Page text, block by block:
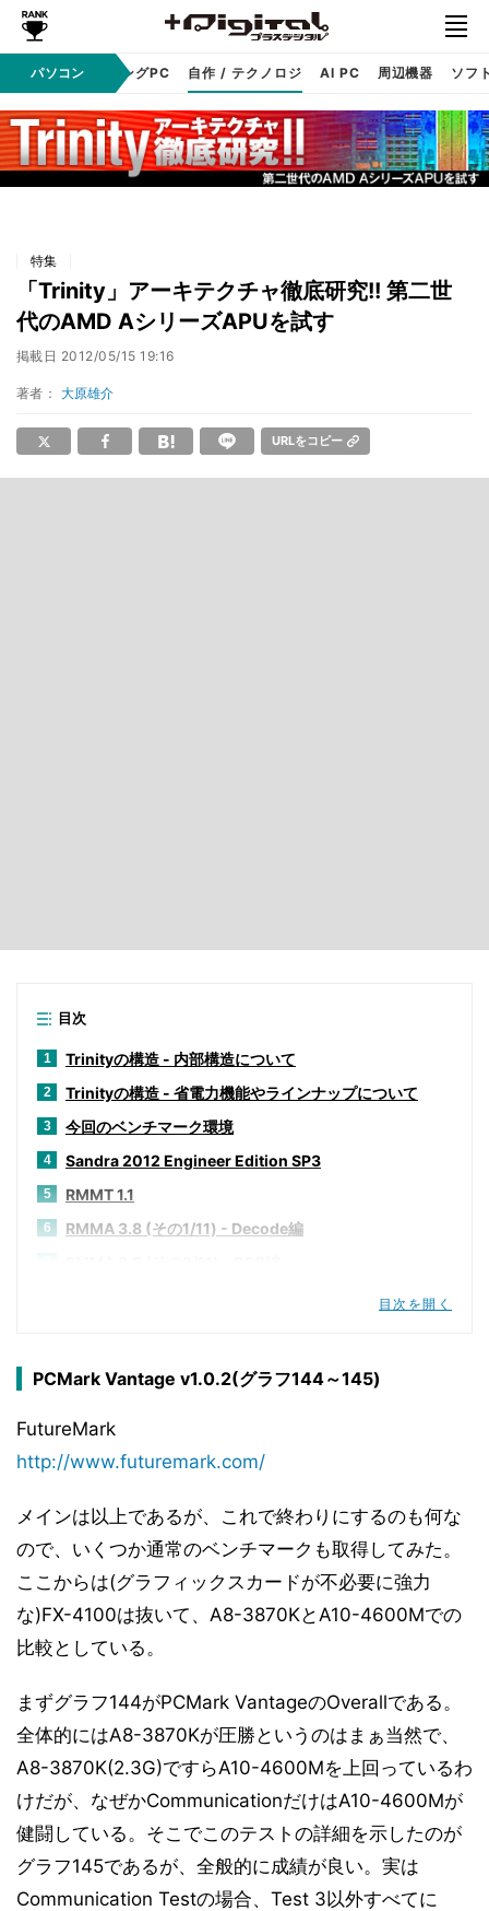
パソコン
PC本体 ゲーミングPC 自作 / テクノロジ AI PC 周辺機器 ソフ
特集
「Trinity」アーキテクチャ徹底研究!! 第二世
代のAMD AシリーズAPUを試す
掲載日 2012/05/15 19:16
著者： 大原雄介
URLをコピー
目次
1 Trinityの構造 - 内部構造について
2 Trinityの構造 - 省電力機能やラインナップについて
3 今回のベンチマーク環境
4 Sandra 2012 Engineer Edition SP3
5 RMMT 1.1
6 RMMA 3.8 (その1/11) - Decode編
RMMA 3.8 (その3/11) - Cache/Memory Bandwidth編
12 RMMA 3.8 (その7/11) - D-Cache Latency編
13 RMMA 3.8 (その8/11) - Minimal RAM Latency編
20 3DMark Vantage v1.1.0
21 3DMark11 v1.0.4
22 F1 2011
23 Far Cry 2
24 まとめと考察
目次を開く
PCMark Vantage v1.0.2(グラフ144～145)
FutureMark
http://www.futuremark.com/
メインは以上であるが、これで終わりにするのも何な
ので、いくつか通常のベンチマークも取得してみた。
ここからは(グラフィックスカードが不必要に強力
な)FX-4100は抜いて、A8-3870KとA10-4600Mでの
比較としている。
まずグラフ144がPCMark VantageのOverallである。
全体的にはA8-3870Kが圧勝というのはまぁ当然で、
A8-3870K(2.3G)ですらA10-4600Mを上回っているわ
けだが、なぜかCommunicationだけはA10-4600Mが
健闘している。そこでこのテストの詳細を示したのが
グラフ145であるが、全般的に成績が良い。実は
Communication Testの場合、Test 3以外すべてに